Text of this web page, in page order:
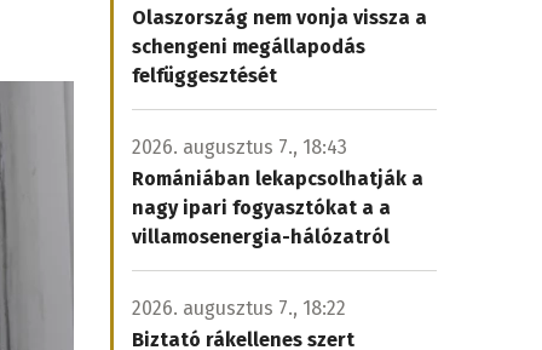
Olaszország nem vonja vissza a
schengeni megállapodás
felfüggesztését
2026. augusztus 7., 18:43
Romániában lekapcsolhatják a
nagy ipari fogyasztókat a a
villamosenergia-hálózatról
2026. augusztus 7., 18:22
Biztató rákellenes szert